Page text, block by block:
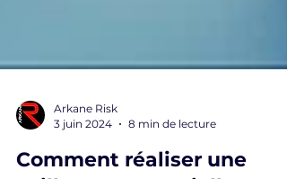
3 juin 2024
8 min de lecture